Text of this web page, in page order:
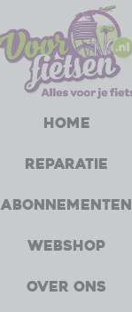
Home
Reparatie
Abonnementen
Webshop
Over ons